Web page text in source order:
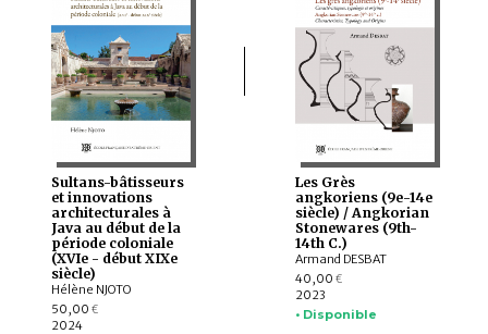
Sultans-bâtisseurs
et innovations
architecturales à
Java au début de la
période coloniale
(XVIe - début XIXe
siècle)
Hélène NJOTO
50,00 €
2024
Les Grès
angkoriens (9e-14e
siècle) / Angkorian
Stonewares (9th-
14th C.)
Armand DESBAT
40,00 €
2023
• Disponible